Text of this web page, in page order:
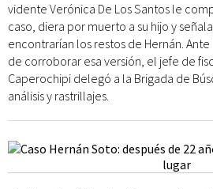
vidente Verónica De Los Santos le
caso, diera por muerto a su hijo y
encontrarían los restos de Hernán.
de corroborar esa versión, el jefe de
Caperochipi delegó a la Brigada de
análisis y rastrillajes.